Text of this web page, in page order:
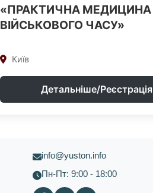
«ПРАКТИЧНА МЕДИЦИНА
ВІЙСЬКОВОГО ЧАСУ»
Київ
Детальніше/Реєстрація
info@yuston.info
Пн-Пт: 9:00 - 18:00